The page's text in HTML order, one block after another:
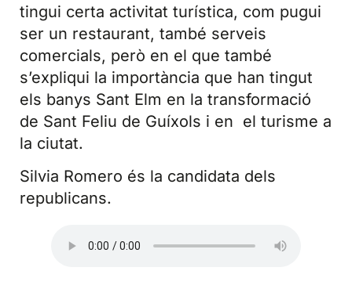
tingui certa activitat turística, com pugui
ser un restaurant, també serveis
comercials, però en el que també
s’expliqui la importància que han tingut
els banys Sant Elm en la transformació
de Sant Feliu de Guíxols i en el turisme a
la ciutat.
Silvia Romero és la candidata dels
republicans.